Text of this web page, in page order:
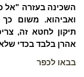
השכינה בעזרה
ואביהוא. משום כך
תיקון לחטא זה,
אהרן בלבד בכדי
בבאו לכפר